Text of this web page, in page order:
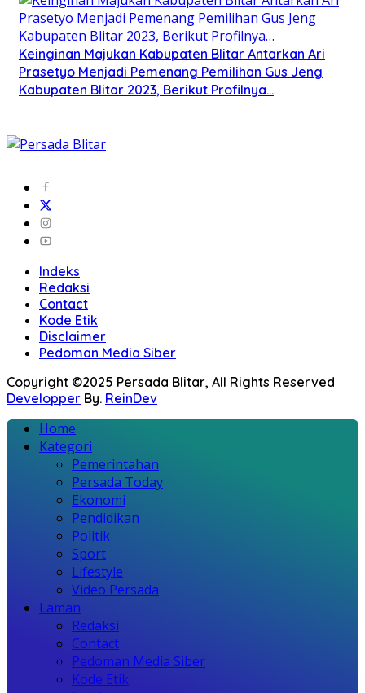
Keinginan Majukan Kabupaten Blitar Antarkan Ari
Prasetyo Menjadi Pemenang Pemilihan Gus Jeng
Kabupaten Blitar 2023, Berikut Profilnya…
Indeks
Redaksi
Contact
Kode Etik
Disclaimer
Pedoman Media Siber
Copyright ©2025 Persada Blitar, All Rights Reserved
Developper By. ReinDev
Home
Kategori
Pemerintahan
Persada Today
Ekonomi
Pendidikan
Politik
Sport
Lifestyle
Video Persada
Laman
Redaksi
Contact
Pedoman Media Siber
Kode Etik